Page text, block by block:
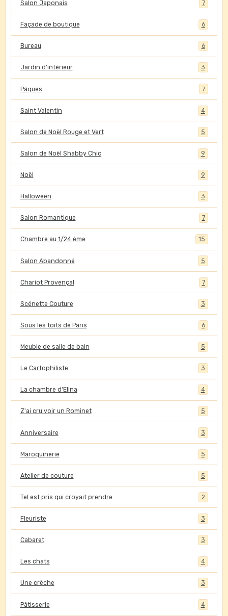
Salon Japonais 7
Façade de boutique 6
Bureau 6
Jardin d'intérieur 3
Pâques 7
Saint Valentin 4
Salon de Noël Rouge et Vert 5
Salon de Noël Shabby Chic 9
Noël 9
Halloween 3
Salon Romantique 7
Chambre au 1/24 ème 15
Salon Abandonné 5
Chariot Provençal 7
Scénette Couture 3
Sous les toits de Paris 6
Meuble de salle de bain 5
Le Cartophiliste 3
La chambre d'Elina 4
Z'ai cru voir un Rominet 5
Anniversaire 3
Maroquinerie 5
Atelier de couture 5
Tel est pris qui croyait prendre 2
Fleuriste 3
Cabaret 3
Les chats 4
Une crèche 3
Pâtisserie 4